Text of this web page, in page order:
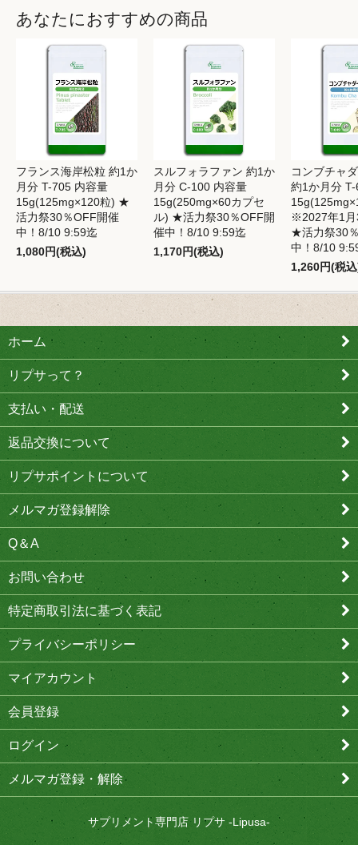
あなたにおすすめの商品
フランス海岸松粒 約1か
月分 T-705 内容量
15g(125mg×120粒) ★
活力祭30％OFF開催
中！8/10 9:59迄
1,080円(税込)
スルフォラファン 約1か
月分 C-100 内容量
15g(250mg×60カプセ
ル) ★活力祭30％OFF開
催中！8/10 9:59迄
1,170円(税込)
コンブチャ
約1か月分
※2027年1月
★活力祭30
中！8/10
1,260円(税
ホーム
リプサって？
支払い・配送
返品交換について
リプサポイントについて
メルマガ登録解除
Q＆A
お問い合わせ
特定商取引法に基づく表記
プライバシーポリシー
マイアカウント
会員登録
ログイン
メルマガ登録・解除
サプリメント専門店 リプサ -Lipusa-